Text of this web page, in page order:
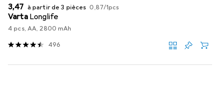
EUR
3,47 à partir de 3 pièces EUR
0,87/1pcs
Varta Longlife
4 pcs, AA, 2800 mAh
496